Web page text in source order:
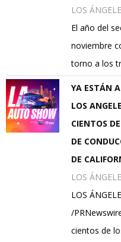
LOS
El año del
noviembre
torno a los
YA ESTÁN
LOS
CIENTOS
DE
DE
LOS
LOS
/
cientos de